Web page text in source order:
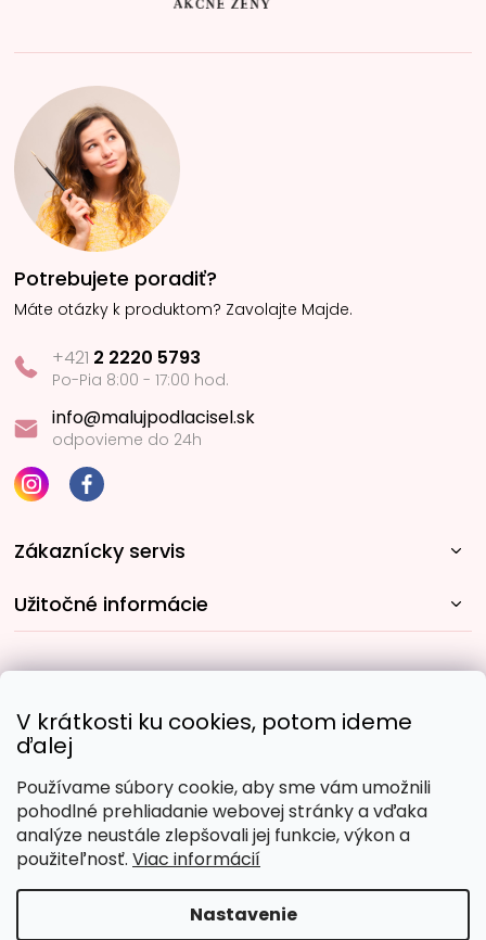
V krátkosti ku cookies, potom ideme
ďalej
Používame súbory cookie, aby sme vám umožnili
pohodlné prehliadanie webovej stránky a vďaka
analýze neustále zlepšovali jej funkcie, výkon a
použiteľnosť. Viac informácií
Nastavenie
Potrebujete poradiť?
Máte otázky k produktom? Zavolajte Majde.
+421 2 2220 5793
Po-Pia 8:00 - 17:00 hod.
info@malujpodlacisel.sk
odpovieme do 24h
Zákaznícky servis
Užitočné informácie
Obľúbené spôsoby platby: